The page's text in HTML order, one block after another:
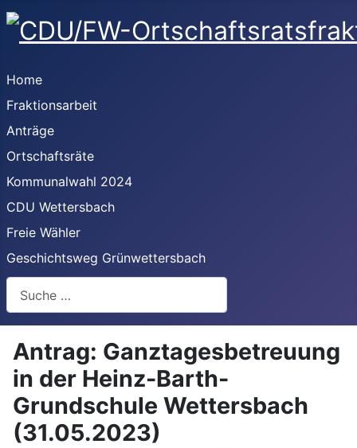
Home
Fraktionsarbeit
Anträge
Ortschaftsräte
Kommunalwahl 2024
CDU Wettersbach
Freie Wähler
Geschichtsweg Grünwettersbach
Antrag: Ganztagesbetreuung
in der Heinz-Barth-
Grundschule Wettersbach
(31.05.2023)